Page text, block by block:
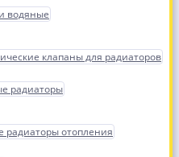
водяные
клапаны для радиаторов
радиаторы
радиаторы отопления